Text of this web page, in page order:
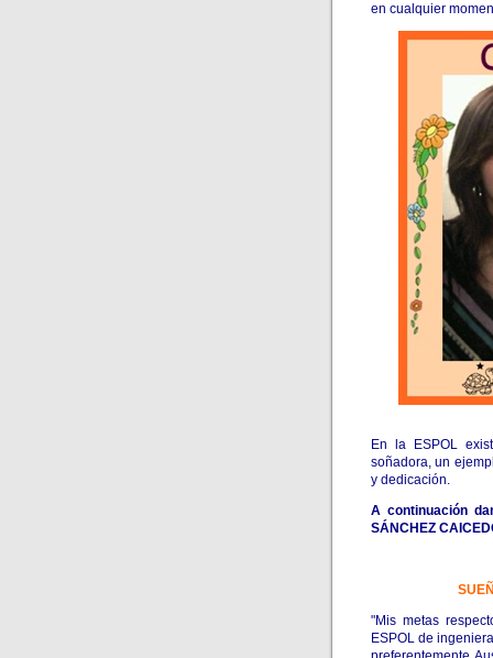
en cualquier
En la ESPOL
soñadora, un
y dedicación.
A continuación
SÁNCHEZ
"Mis metas
ESPOL de